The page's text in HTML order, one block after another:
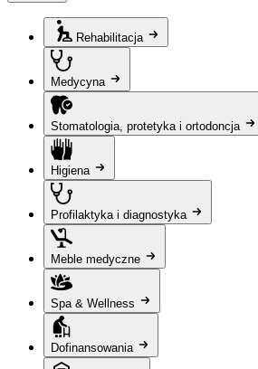
Rehabilitacja
Medycyna
Stomatologia, protetyka i ortodoncja
Higiena
Profilaktyka i diagnostyka
Meble medyczne
Spa & Wellness
Dofinansowania